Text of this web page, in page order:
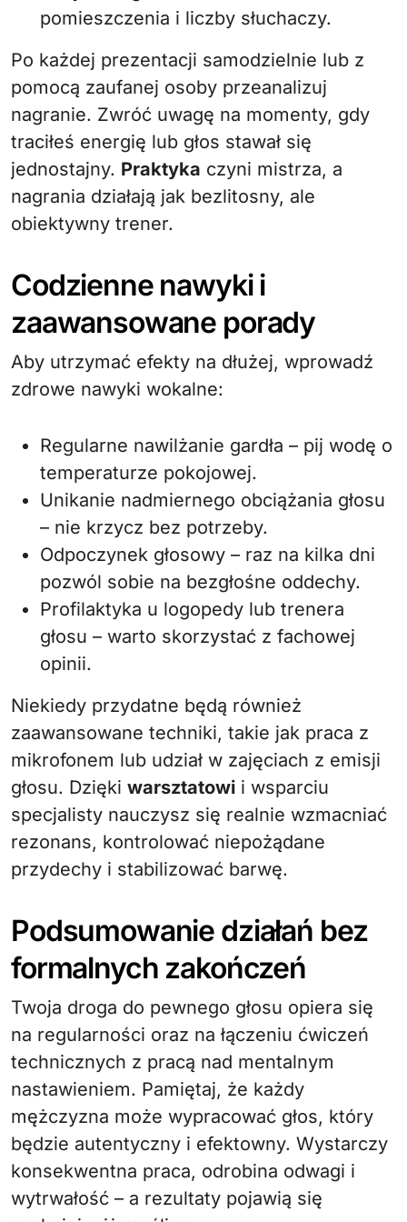
pomieszczenia i liczby słuchaczy.
Po każdej prezentacji samodzielnie lub z
pomocą zaufanej osoby przeanalizuj
nagranie. Zwróć uwagę na momenty, gdy
traciłeś energię lub głos stawał się
jednostajny. Praktyka czyni mistrza, a
nagrania działają jak bezlitosny, ale
obiektywny trener.
Codzienne nawyki i
zaawansowane porady
Aby utrzymać efekty na dłużej, wprowadź
zdrowe nawyki wokalne:
Regularne nawilżanie gardła – pij wodę o
temperaturze pokojowej.
Unikanie nadmiernego obciążania głosu
– nie krzycz bez potrzeby.
Odpoczynek głosowy – raz na kilka dni
pozwól sobie na bezgłośne oddechy.
Profilaktyka u logopedy lub trenera
głosu – warto skorzystać z fachowej
opinii.
Niekiedy przydatne będą również
zaawansowane techniki, takie jak praca z
mikrofonem lub udział w zajęciach z emisji
głosu. Dzięki warsztatowi i wsparciu
specjalisty nauczysz się realnie wzmacniać
rezonans, kontrolować niepożądane
przydechy i stabilizować barwę.
Podsumowanie działań bez
formalnych zakończeń
Twoja droga do pewnego głosu opiera się
na regularności oraz na łączeniu ćwiczeń
technicznych z pracą nad mentalnym
nastawieniem. Pamiętaj, że każdy
mężczyzna może wypracować głos, który
będzie autentyczny i efektowny. Wystarczy
konsekwentna praca, odrobina odwagi i
wytrwałość – a rezultaty pojawią się